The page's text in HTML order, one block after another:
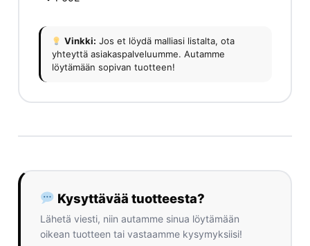
Vinkki: Jos et löydä malliasi listalta, ota
yhteyttä asiakaspalveluumme. Autamme
löytämään sopivan tuotteen!
Kysyttävää tuotteesta?
Lähetä viesti, niin autamme sinua löytämään
oikean tuotteen tai vastaamme kysymyksiisi!